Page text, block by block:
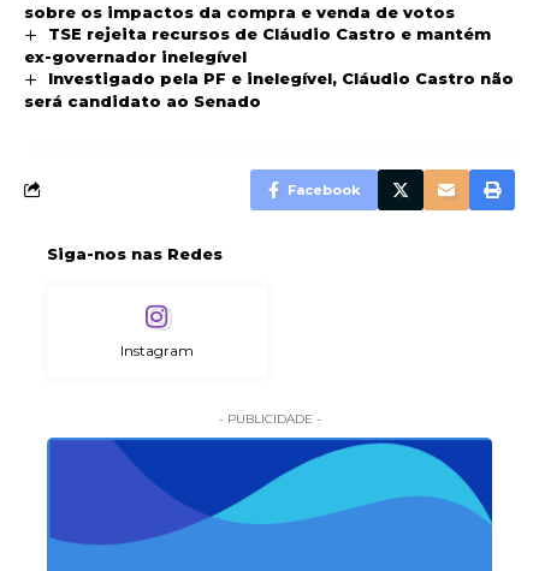
sobre os impactos da compra e venda de votos
TSE rejeita recursos de Cláudio Castro e mantém
ex-governador inelegível
Investigado pela PF e inelegível, Cláudio Castro não
será candidato ao Senado
Facebook
Siga-nos nas Redes
Instagram
- PUBLICIDADE -